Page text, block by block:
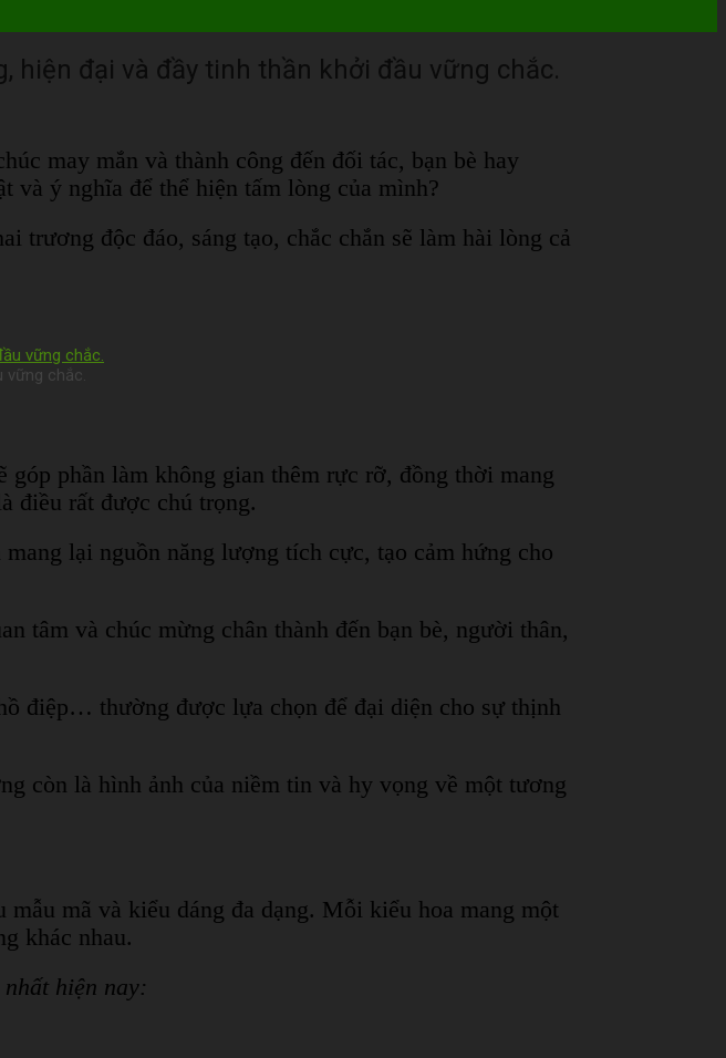
đại và đầy tinh thần khởi đầu vững chắc.
may mắn và thành công đến đối tác, bạn bè hay
và ý nghĩa để thể hiện tấm lòng của mình?
trương độc đáo, sáng tạo, chắc chắn sẽ làm hài lòng cả
vững chắc.
phần làm không gian thêm rực rỡ, đồng thời mang
điều rất được chú trọng.
lại nguồn năng lượng tích cực, tạo cảm hứng cho
tâm và chúc mừng chân thành đến bạn bè, người thân,
điệp… thường được lựa chọn để đại diện cho sự thịnh
còn là hình ảnh của niềm tin và hy vọng về một tương
mã và kiểu dáng đa dạng. Mỗi kiểu hoa mang một
khác nhau.
hiện nay: